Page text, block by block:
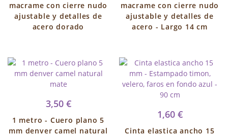
macrame con cierre nudo
ajustable y detalles de
acero dorado
macrame con cierre nudo
ajustable y detalles de
acero - Largo 14 cm
3,50 €
1 metro - Cuero plano 5
mm denver camel natural
1,60 €
Cinta elastica ancho 15